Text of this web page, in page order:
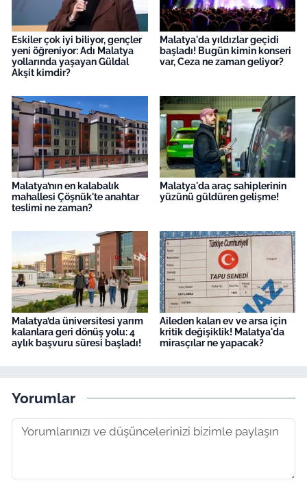
Eskiler çok iyi biliyor, gençler
yeni öğreniyor: Adı Malatya
yollarında yaşayan Güldal
Akşit kimdir?
Malatya'da yıldızlar geçidi
başladı! Bugün kimin konseri
var, Ceza ne zaman geliyor?
Malatya’nın en kalabalık
mahallesi Çöşnük'te anahtar
teslimi ne zaman?
Malatya'da araç sahiplerinin
yüzünü güldüren gelişme!
Malatya’da üniversitesi yarım
kalanlara geri dönüş yolu: 4
aylık başvuru süresi başladı!
Aileden kalan ev ve arsa için
kritik değişiklik! Malatya'da
mirasçılar ne yapacak?
Yorumlar